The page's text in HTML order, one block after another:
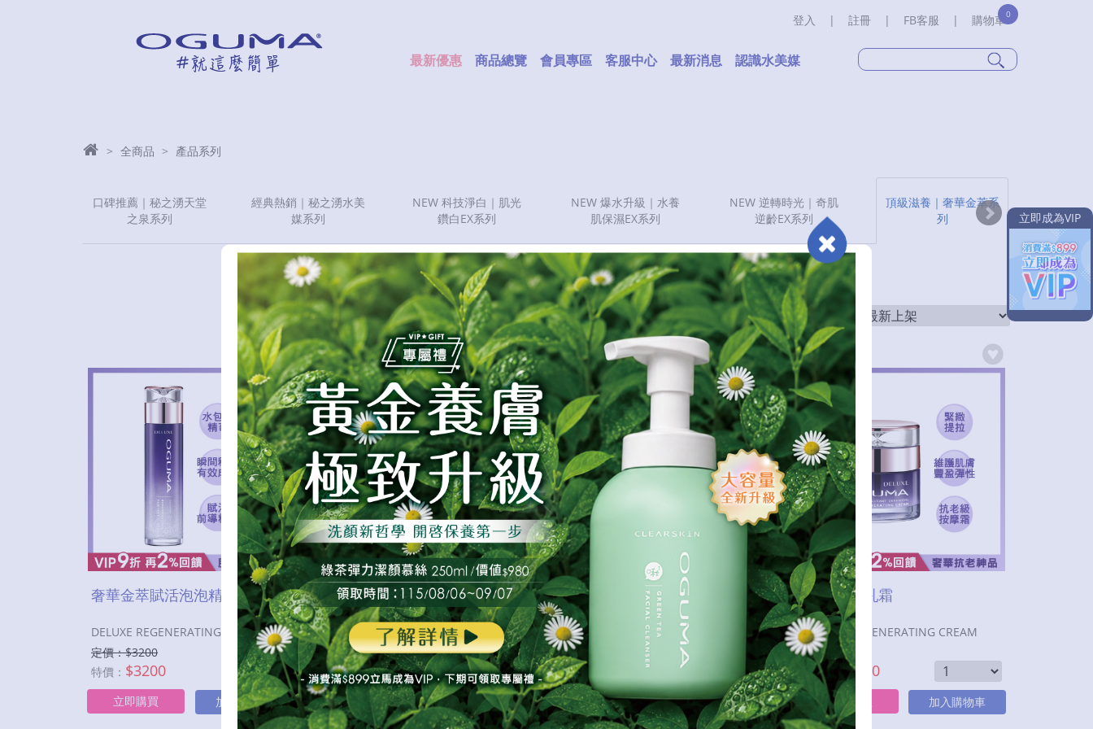
登入 | 註冊 | FB客服 | 0
購物車
最新優惠 商品總覽 會員專區 客服中心 最新消息 認識水美媒
全商品 產品系列
口碑推薦｜秘之湧天堂
之泉系列
經典熱銷｜秘之湧水美
媒系列
NEW 科技淨白｜肌光
鑽白EX系列
NEW 爆水升級｜水養
肌保濕EX系列
NEW 逆轉時光｜奇肌
逆齡EX系列
頂級滋養｜奢華金萃系
列
離
排序方式
奢華金萃賦活泡泡精露
DELUXE REGENERATING FANTASTIC BUBBLE
定價：$3200
特價： $3200
立即購買 加入購物車
奢華金萃精華
DELUXE REGENERATING SERUM
定價：$3860
特價：$3860
立即購買 加入購物車
奢華金萃乳液
DELUXE REGENERATING LOTION
定價：$
特價：
立即購買 加入購物車
奢華金萃乳霜
DELUXE REGENERATING CREAM
定價：$3980
特價：
$3980
立即購買 加入購物車
立即成為VIP